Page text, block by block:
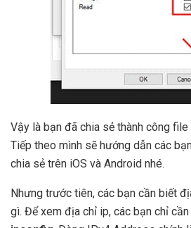
Vậy là bạn đã chia sẻ thành công
Tiếp theo mình sẽ hướng dẫn các
chia sẻ trên iOS và Android nhé.
Nhưng trước tiên, các bạn cần biết
gì. Để xem địa chỉ ip, các bạn chỉ